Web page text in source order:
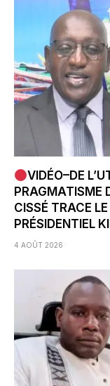
VIDÉO–DE
PRAGMATISME
CISSÉ TRACE
PRÉSIDENTIEL
4 AOÛT 2026